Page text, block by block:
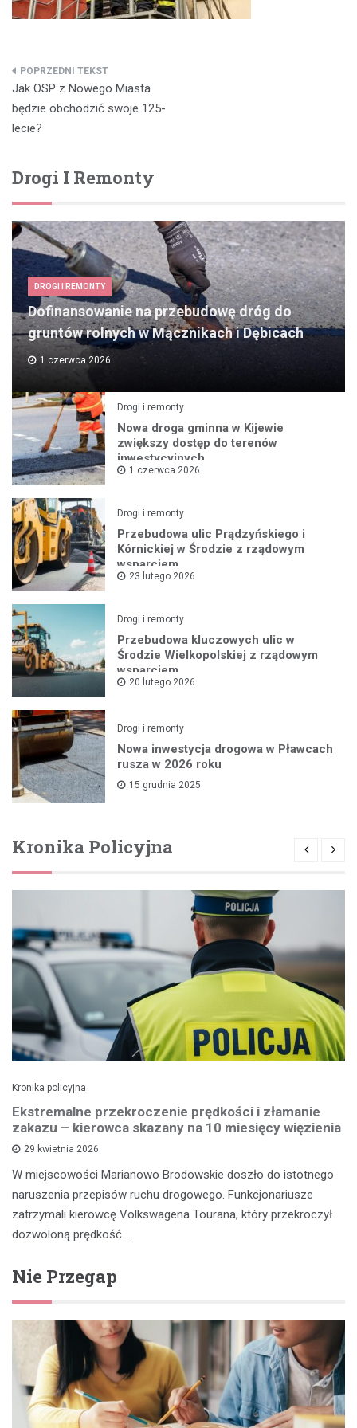
Nawigacja
wpisu
Jak OSP z Nowego Miasta
będzie obchodzić swoje 125-
lecie?
Drogi I Remonty
DROGI I REMONTY
Dofinansowanie na przebudowę dróg do
gruntów rolnych w Mącznikach i Dębicach
1 czerwca 2026
Drogi i remonty
Nowa droga gminna w Kijewie
zwiększy dostęp do terenów
inwestycyjnych
1 czerwca 2026
Drogi i remonty
Przebudowa ulic Prądzyńskiego i
Kórnickiej w Środzie z rządowym
wsparciem
23 lutego 2026
Drogi i remonty
Przebudowa kluczowych ulic w
Środzie Wielkopolskiej z rządowym
wsparciem
20 lutego 2026
Drogi i remonty
Nowa inwestycja drogowa w Pławcach
rusza w 2026 roku
15 grudnia 2025
Kronika Policyjna
Kronika policyjna
Ekstremalne przekroczenie prędkości i złamanie
zakazu – kierowca skazany na 10 miesięcy więzienia
29 kwietnia 2026
W miejscowości Marianowo Brodowskie doszło do istotnego
naruszenia przepisów ruchu drogowego. Funkcjonariusze
zatrzymali kierowcę Volkswagena Tourana, który przekroczył
dozwoloną prędkość…
Nie Przegap